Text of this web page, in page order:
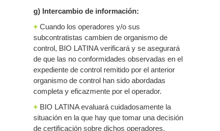
g) Intercambio de información:
+ Cuando los operadores y/o sus
subcontratistas cambien de organismo de
control, BIO LATINA verificará y se asegurará
de que las no conformidades observadas en el
expediente de control remitido por el anterior
organismo de control han sido abordadas
completa y eficazmente por el operador.
+ BIO LATINA evaluará cuidadosamente la
situación en la que hay que tomar una decisión
de certificación sobre dichos operadores.